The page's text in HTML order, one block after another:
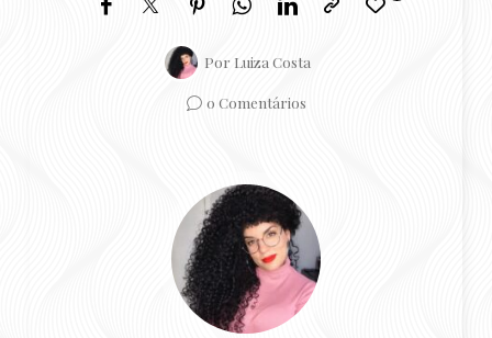
Por Luiza Costa
0 Comentários